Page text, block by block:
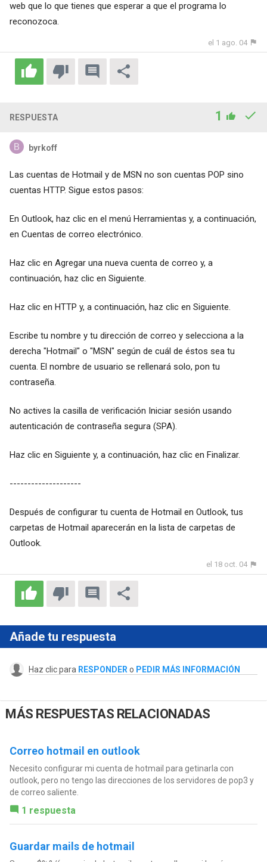
web que lo que tienes que esperar a que el programa lo
reconozoca.
el 1 ago. 04
RESPUESTA 1
byrkoff
Las cuentas de Hotmail y de MSN no son cuentas POP sino
cuentas HTTP. Sigue estos pasos:
En Outlook, haz clic en el menú Herramientas y, a continuación,
en Cuentas de correo electrónico.
Haz clic en Agregar una nueva cuenta de correo y, a
continuación, haz clic en Siguiente.
Haz clic en HTTP y, a continuación, haz clic en Siguiente.
Escribe tu nombre y tu dirección de correo y selecciona a la
derecha "Hotmail" o "MSN" según de cuál de éstos sea tu
cuenta. El nombre de usuario se rellenará solo, pon tu
contraseña.
No actives la casilla de verificación Iniciar sesión usando
autenticación de contraseña segura (SPA).
Haz clic en Siguiente y, a continuación, haz clic en Finalizar.
--------------------
Después de configurar tu cuenta de Hotmail en Outlook, tus
carpetas de Hotmail aparecerán en la lista de carpetas de
Outlook.
el 18 oct. 04
Añade tu respuesta
Haz clic para RESPONDER o PEDIR MÁS INFORMACIÓN
MÁS RESPUESTAS RELACIONADAS
Correo hotmail en outlook
Necesito configurar mi cuenta de hotmail para getinarla con
outlook, pero no tengo las direcciones de los servidores de pop3 y
de correo saliente.
1 respuesta
Guardar mails de hotmail